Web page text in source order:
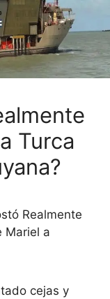
Turca
Realmente
Mariel a
cejas y